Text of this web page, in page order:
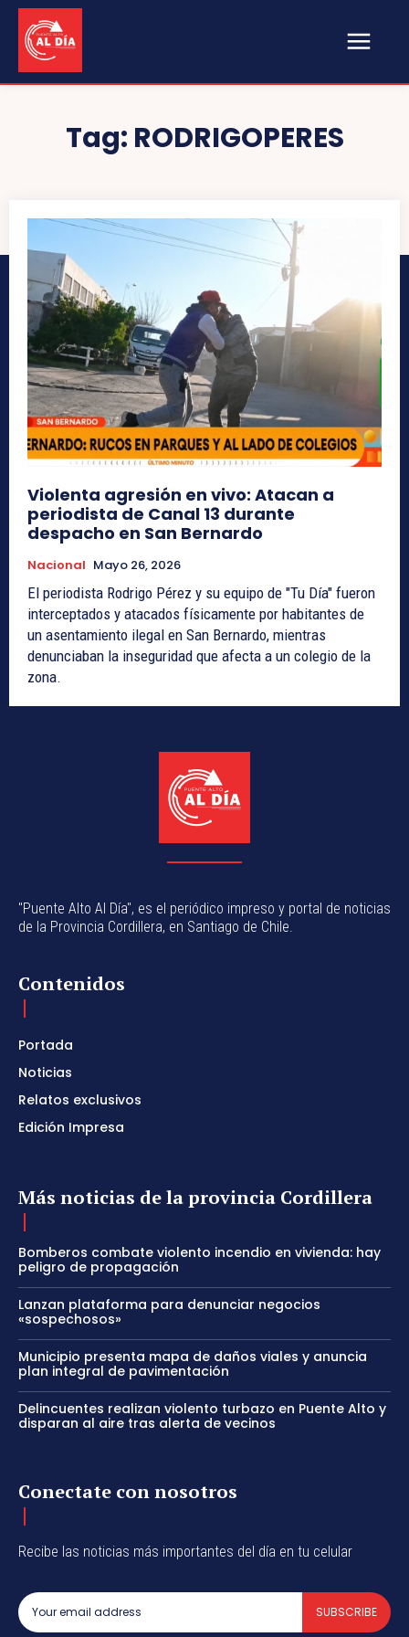
Tag: RODRIGOPERES
Violenta agresión en vivo: Atacan a
periodista de Canal 13 durante
despacho en San Bernardo
Nacional Mayo 26, 2026
El periodista Rodrigo Pérez y su equipo de "Tu Día" fueron
interceptados y atacados físicamente por habitantes de
un asentamiento ilegal en San Bernardo, mientras
denunciaban la inseguridad que afecta a un colegio de la
zona.
"Puente Alto Al Día", es el periódico impreso y portal de noticias
de la Provincia Cordillera, en Santiago de Chile.
Contenidos
Portada
Noticias
Relatos exclusivos
Edición Impresa
Más noticias de la provincia Cordillera
Bomberos combate violento incendio en vivienda: hay
peligro de propagación
Lanzan plataforma para denunciar negocios
«sospechosos»
Municipio presenta mapa de daños viales y anuncia
plan integral de pavimentación
Delincuentes realizan violento turbazo en Puente Alto y
disparan al aire tras alerta de vecinos
Conectate con nosotros
Recibe las noticias más importantes del día en tu celular
SUBSCRIBE